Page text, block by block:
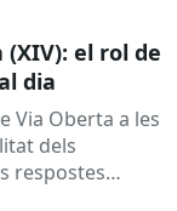
el rol de
dia
Via Oberta a les
dels
respostes